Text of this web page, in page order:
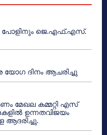
പോളിനും ജെ.എഫ്.എസ്.
യോഗ ദിനം ആചരിച്ചു
മേഖല കമ്മറ്റി എസ്
ഉന്നതവിജയം
ആദരിച്ചു.